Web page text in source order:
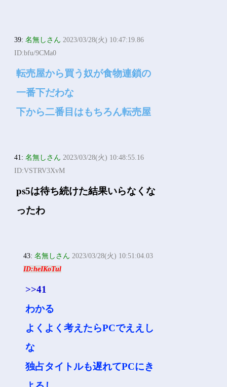
39:名無しさん 2023/03/28(火) 10:47:19.86
ID:bfu/9CMa0
転売屋から買う奴が食物連鎖の
一番下だわな
下から二番目はもちろん転売屋
41:名無しさん 2023/03/28(火) 10:48:55.16
ID:VSTRV3XvM
ps5は待ち続けた結果いらなくな
ったわ
43:名無しさん 2023/03/28(火) 10:51:04.03
ID:heIKoTul
>>41
わかる
よくよく考えたらPCでええし
な
独占タイトルも遅れてPCにき